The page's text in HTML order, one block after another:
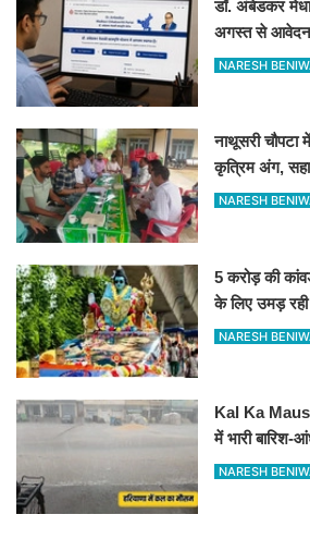
डॉ. अंबेडकर
अगस्त से आवेदन
स्कॉलरशिप,
NARESH
नाथूसरी चौपटा
कृत्रिम अंग,
व्यक्तियों का
NARESH
5 करोड़ की
के लिए उमड़
NARESH
Kal Ka
में भारी
शहर में कैसा
NARESH